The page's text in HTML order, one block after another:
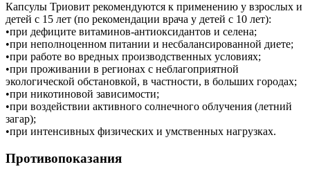
Капсулы Триовит рекомендуются к применению у взрослых и
детей с 15 лет (по рекомендации врача у детей с 10 лет):
•при дефиците витаминов-антиоксидантов и селена;
•при неполноценном питании и несбалансированной диете;
•при работе во вредных производственных условиях;
•при проживании в регионах с неблагоприятной
экологической обстановкой, в частности, в больших городах;
•при никотиновой зависимости;
•при воздействии активного солнечного облучения (летний
загар);
•при интенсивных физических и умственных нагрузках.
Противопоказания